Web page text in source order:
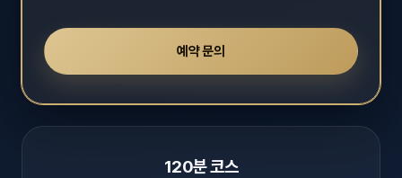
예약 문의
120분 코스